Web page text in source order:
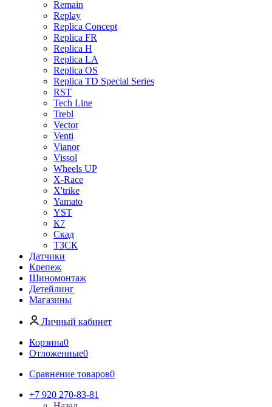
Remain
Replay
Replica Concept
Replica FR
Replica H
Replica LA
Replica OS
Replica TD Special Series
RST
Tech Line
Trebl
Vector
Venti
Vianor
Vissol
Wheels UP
X-Race
X'trike
Yamato
YST
К7
Скад
ТЗСК
Датчики
Крепеж
Шиномонтаж
Детейлинг
Магазины
Личный кабинет
Корзина0
Отложенные0
Сравнение товаров0
+7 920 270-83-81